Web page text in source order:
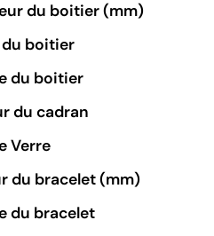
du boitier (mm)
du boitier
du boitier
du cadran
Verre
du bracelet (mm)
du bracelet